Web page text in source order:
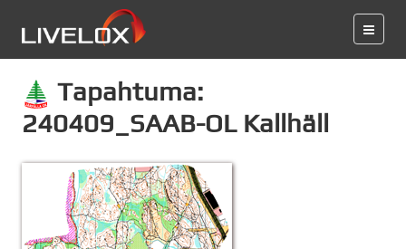
Tapahtuma:
240409_SAAB-OL Kallhäll